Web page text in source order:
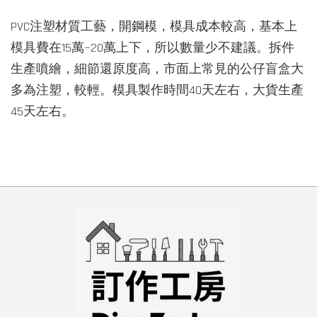
PVC注塑材質工藝，開鋼模，模具成本較高，基本上
模具費在15萬~20萬上下，所以數量少不建議。拆件
生產噴繪，細節還原度高，市面上常見的公仔盲盒大
多為注塑，較輕。模具製作時間40天左右，大貨生產
45天左右。